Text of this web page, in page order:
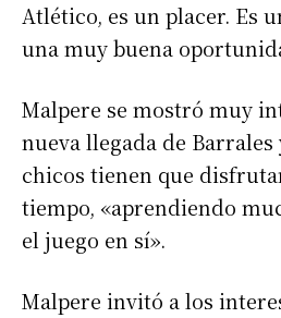
Atlético, es un placer. Es
una muy buena
Malpere se mostró muy
nueva llegada de Barrales
chicos tienen que
tiempo, «aprendiendo
el juego en sí».
Malpere invitó a los